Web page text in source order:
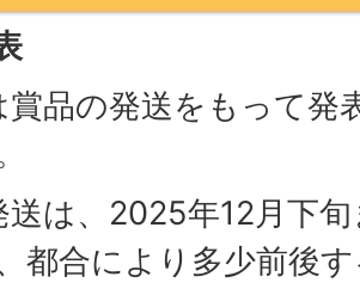
賞品の発送をもって発
送は、2025年12月下
都合により多少前後